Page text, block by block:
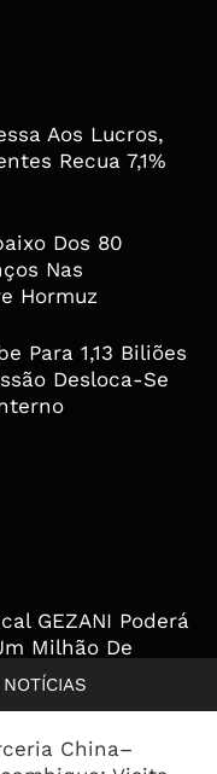
China–
Aos Lucros,
Recua 7,1%
Dos 80
Nas
Hormuz
Para 1,13 Biliões
Desloca-Se
GEZANI Poderá
Milhão De
E Sul ...
operadora
suspensão das